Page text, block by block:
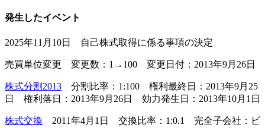
発生したイベント
2025年11月10日 自己株式取得に係る事項の決定
売買単位変更 変更数：1→100 変更日付：2013年9月26日
株式分割2013 分割比率：1:100 権利最終日：2013年9月25
日 権利落日：2013年9月26日 効力発生日：2013年10月1日
株式交換 2011年4月1日 交換比率：1:0.1 完全子会社：ビ